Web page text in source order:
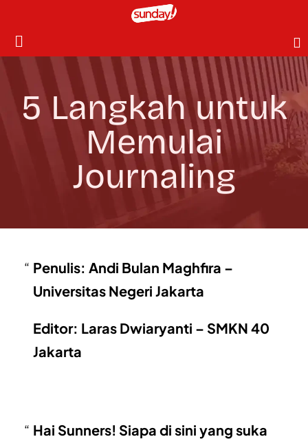
5 Langkah untuk
Memulai
Journaling
Penulis: Andi Bulan Maghfira –
Universitas Negeri Jakarta
Editor: Laras Dwiaryanti – SMKN 40
Jakarta
Hai Sunners! Siapa di sini yang suka